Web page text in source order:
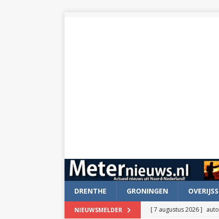
DRENTHE GRONINGEN
NIEUWSMELDER [ 7 augustus 2026 ]